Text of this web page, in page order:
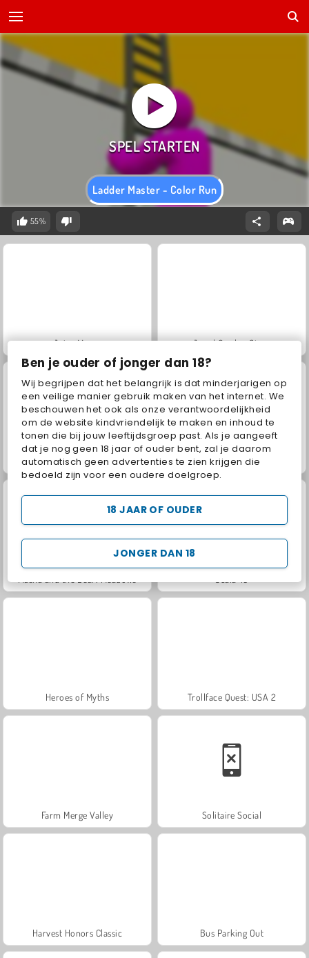
Ben je ouder of jonger dan 18?
Wij begrijpen dat het belangrijk is dat minderjarigen op
een veilige manier gebruik maken van het internet. We
beschouwen het ook als onze verantwoordelijkheid
om de website kindvriendelijk te maken en inhoud te
tonen die bij jouw leeftijdsgroep past. Als je aangeeft
dat je nog geen 18 jaar of ouder bent, zal je daarom
automatisch geen advertenties te zien krijgen die
bedoeld zijn voor een oudere doelgroep.
JONGER DAN 18
18 JAAR OF OUDER
Ladder Master - Color Run
55%
Juice Merge Jewel Garden Story
Grand Mahjong Connect
Heroes of Myths Trollface Quest: USA 2
Farm Merge Valley Solitaire Social
Harvest Honors Classic Bus Parking Out